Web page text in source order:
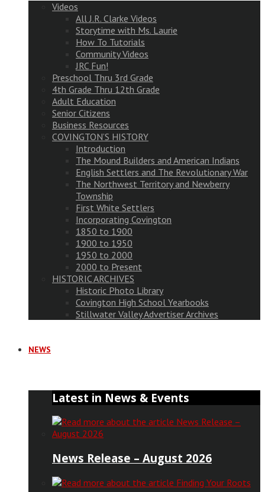
Videos
All J.R. Clarke Videos
Storytime with Ms. Laurie
How To Tutorials
Community Videos
JRC Fun!
Preschool Thru 3rd Grade
4th Grade Thru 12th Grade
Adult Education
Senior Citizens
Business Resources
COVINGTON’S HISTORY
Introduction
The Mound Builders and American Indians
English Settlers and The Revolutionary War
The Northwest Territory and Newberry
Township
First White Settlers
Incorporating Covington
1850 to 1900
1900 to 1950
1950 to 2000
2000 to Present
HISTORIC ARCHIVES
Historic Photo Library
Covington High School Yearbooks
Stillwater Valley Advertiser Archives
NEWS
Latest in News & Events
News Release – August 2026